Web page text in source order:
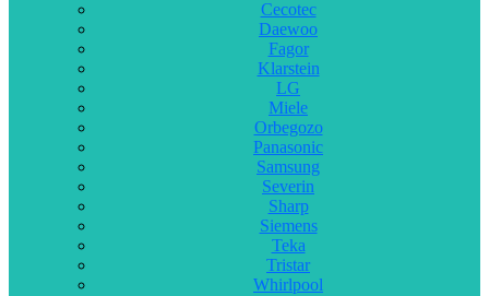
Cecotec
Daewoo
Fagor
Klarstein
LG
Miele
Orbegozo
Panasonic
Samsung
Severin
Sharp
Siemens
Teka
Tristar
Whirlpool